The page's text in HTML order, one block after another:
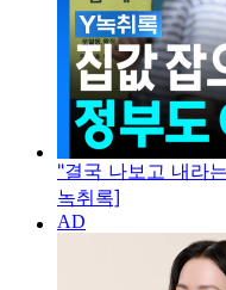
"결국 나보고 내라
녹취록]